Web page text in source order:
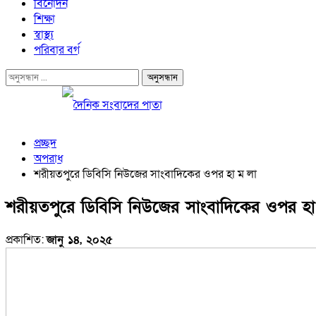
বিনোদন
শিক্ষা
স্বাস্থ্য
পরিবার বর্গ
প্রচ্ছদ
অপরাধ
শরীয়তপুরে ডিবিসি নিউজের সাংবাদিকের ওপর হা ম লা
শরীয়তপুরে ডিবিসি নিউজের সাংবাদিকের ওপর
প্রকাশিত:জানু ১৪, ২০২৫